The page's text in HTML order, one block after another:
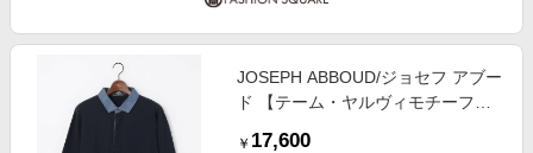
JOSEPH ABBOUD/ジョセフ アブー
ド 【テーム・ヤルヴィモチーフ】
￥ 17,600